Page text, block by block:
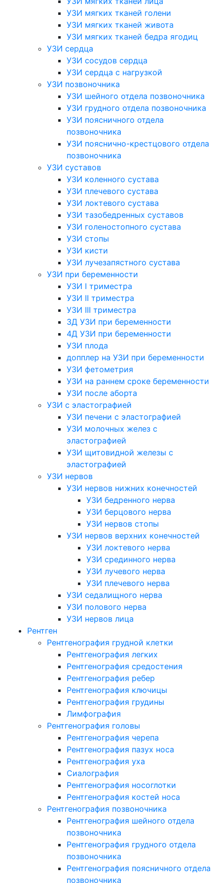
УЗИ мягких тканей голени
УЗИ мягких тканей живота
УЗИ мягких тканей бедра ягодиц
УЗИ сердца
УЗИ сосудов сердца
УЗИ сердца с нагрузкой
УЗИ позвоночника
УЗИ шейного отдела позвоночника
УЗИ грудного отдела позвоночника
УЗИ поясничного отдела
позвоночника
УЗИ пояснично-крестцового отдела
позвоночника
УЗИ суставов
УЗИ коленного сустава
УЗИ плечевого сустава
УЗИ локтевого сустава
УЗИ тазобедренных суставов
УЗИ голеностопного сустава
УЗИ стопы
УЗИ кисти
УЗИ лучезапястного сустава
УЗИ при беременности
УЗИ I триместра
УЗИ II триместра
УЗИ III триместра
3Д УЗИ при беременности
4Д УЗИ при беременности
УЗИ плода
допплер на УЗИ при беременности
УЗИ фетометрия
УЗИ на раннем сроке беременности
УЗИ после аборта
УЗИ с эластографией
УЗИ печени с эластографией
УЗИ молочных желез с
эластографией
УЗИ щитовидной железы с
эластографией
УЗИ нервов
УЗИ нервов нижних конечностей
УЗИ бедренного нерва
УЗИ берцового нерва
УЗИ нервов стопы
УЗИ нервов верхних конечностей
УЗИ локтевого нерва
УЗИ срединного нерва
УЗИ лучевого нерва
УЗИ плечевого нерва
УЗИ седалищного нерва
УЗИ полового нерва
УЗИ нервов лица
Рентген
Рентгенография грудной клетки
Рентгенография легких
Рентгенография средостения
Рентгенография ребер
Рентгенография ключицы
Рентгенография грудины
Лимфография
Рентгенография головы
Рентгенография черепа
Рентгенография пазух носа
Рентгенография уха
Сиалография
Рентгенография носоглотки
Рентгенография костей носа
Рентгенография позвоночника
Рентгенография шейного отдела
позвоночника
Рентгенография грудного отдела
позвоночника
Рентгенография поясничного отдела
позвоночника